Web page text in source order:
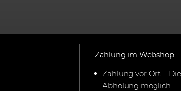
Zahlung im Webshop
Zahlung vor Ort –
Abholung möglich.